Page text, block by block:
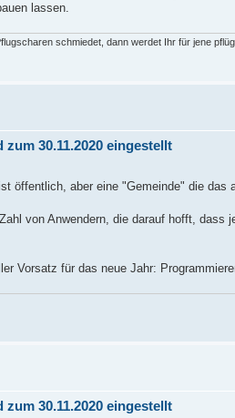
lassen.
schmiedet, dann werdet Ihr für jene
30.11.2020 eingestellt
öffentlich, aber eine "Gemeinde" die das
von Anwendern, die darauf hofft,
Vorsatz für das neue Jahr:
30.11.2020 eingestellt